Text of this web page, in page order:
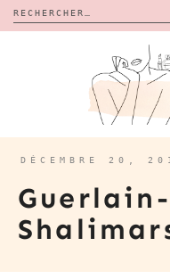
Rechercher :
CALENDRIERS DE
BON PLAN
À PROPOS
CONTACT
DÉCEMBRE 20,